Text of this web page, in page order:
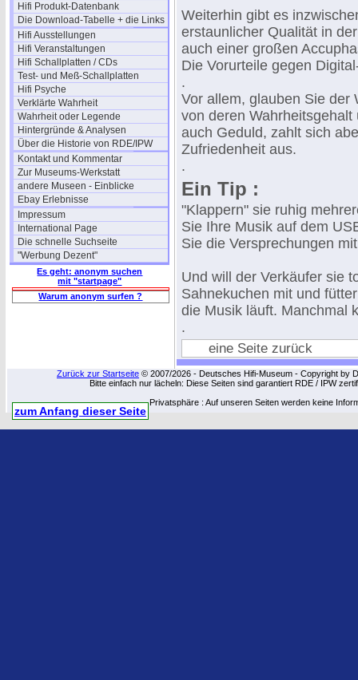
Hifi Produkt-Datenbank
Die Download-Tabelle + die Links
Hifi Ausstellungen
Hifi Veranstaltungen
Hifi Schallplatten / CDs
Test- und Meß-Schallplatten
Hifi Psyche
Verklärte Wahrheit
Wahrheit oder Legende
Hintergründe & Analysen
Über die Historie von RDE/IPW
Kontakt und Kommentar
Zur Museums-Werkstatt
andere Museen - Einblicke
Ebay Erlebnisse
Impressum
International Page
Die schnelle Suchseite
"Werbung Dezent"
Es geht: anonym suchen
mit "startpage"
Warum anonym surfen ?
Weiterhin gibt es
erstaunlicher Qualität in
auch einer großen
Die Vorurteile gegen
.
Vor allem, glauben Sie der
von deren
auch Geduld, zahlt sich
Zufriedenheit aus.
.
Ein Tip :
"Klappern" sie ruhig
Sie Ihre Musik auf dem
Sie die Versprechungen
Und will der Verkäufer sie
Sahnekuchen mit und
die Musik läuft. Manchmal
.
eine Seite zurück
Zurück zur Startseite © 2007/2026 - Deutsches Hifi-Museum - Copyright by
Bitte einfach nur lächeln: Diese Seiten sind garantiert RDE / IPW
Privatsphäre : Auf unseren Seiten werden keine
zum Anfang dieser Seite